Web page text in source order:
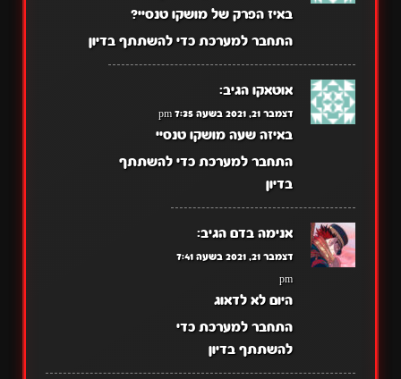
באיז הפרק של מושקו טנסיי?
התחבר למערכת כדי להשתתף בדיון
אוטאקו הגיב:
דצמבר 21, 2021 בשעה 7:35 pm
באיזה שעה מושקו טנסיי
התחבר למערכת כדי להשתתף
בדיון
אנימה בדם הגיב:
דצמבר 21, 2021 בשעה 7:41
pm
היום לא לדאוג
התחבר למערכת כדי
להשתתף בדיון